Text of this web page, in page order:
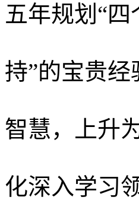
五年规划 “四
持”的宝贵
智慧，上升
化深入学习